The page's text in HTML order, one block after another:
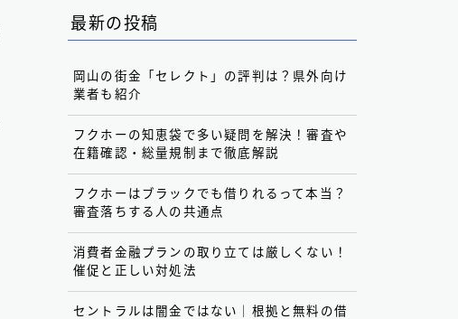
最新の投稿
岡山の街金「セレクト」の評判は？県外向け
業者も紹介
フクホーの知恵袋で多い疑問を解決！審査や
在籍確認・総量規制まで徹底解説
フクホーはブラックでも借りれるって本当？
審査落ちする人の共通点
消費者金融プランの取り立ては厳しくない！
催促と正しい対処法
セントラルは闇金ではない｜根拠と無料の借